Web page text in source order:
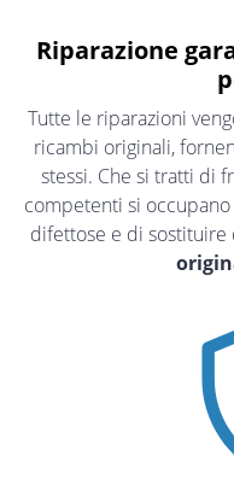
Riparazione
Tutte le riparazioni
ricambi originali,
stessi. Che si tratti di
competenti si
difettose e di sostituire